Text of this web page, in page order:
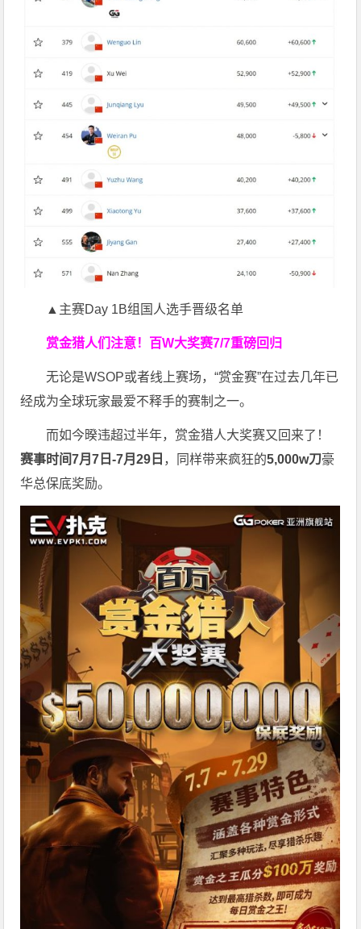
▲主赛Day 1B组国人选手晋级名单
赏金猎人们注意！ 百W大奖赛7/7重磅回归
无论是WSOP或者线上赛场，“赏金赛”在过去几年已
经成为全球玩家最爱不释手的赛制之一。
而如今暌违超过半年，赏金猎人大奖赛又回来了！
赛事时间7月7日-7月29日 ，同样带来疯狂的5,000w刀豪
华总保底奖励。